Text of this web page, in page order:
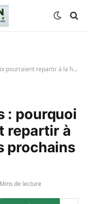
à la hausse dans les prochains mois
: pourquoi
repartir à
prochains
Mins de lecture